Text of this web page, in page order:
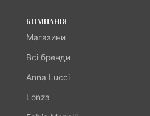
КОМПАНІЯ
Магазини
Всі бренди
Anna Lucci
Lonza